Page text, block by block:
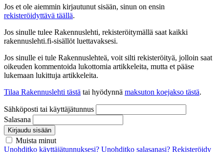
Jos et ole aiemmin kirjautunut sisään, sinun on ensin
rekisteröidyttävä täällä.
Jos sinulle tulee Rakennuslehti, rekisteröitymällä saat kaikki
rakennuslehti.fi-sisällöt luettavaksesi.
Jos sinulle ei tule Rakennuslehteä, voit silti rekisteröityä, jolloin saat
oikeuden kommentoida lukottomia artikkeleita, mutta et pääse
lukemaan lukittuja artikkeleita.
Tilaa Rakennuslehti tästä tai hyödynnä maksuton koejakso tästä.
Sähköposti tai käyttäjätunnus
Salasana
Kirjaudu sisään
Muista minut
Unohditko käyttäjätunnuksesi? Unohditko salasanasi? Rekisteröidy